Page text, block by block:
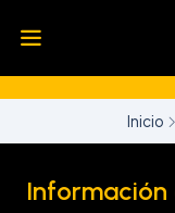
💥 Insumos, máquinas
necesitas para llevar
Inicio